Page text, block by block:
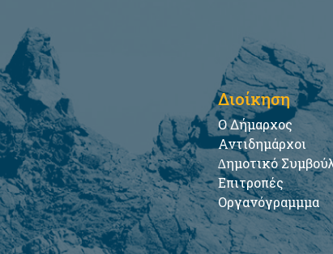
Διοίκηση
Ο Δήμαρχος
Αντιδημάρχοι
∆ημοτικό
Επιτροπές
Οργανόγραμμμα